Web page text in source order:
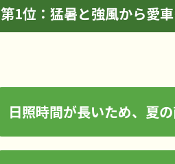
第1位：猛暑と強風から愛
日照時間が長いため、夏